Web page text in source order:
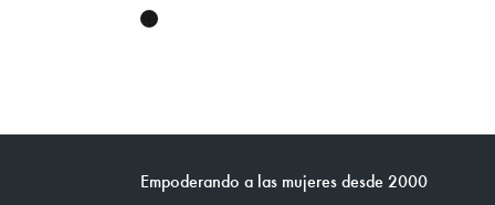
Empoderando a las mujeres desde 2000